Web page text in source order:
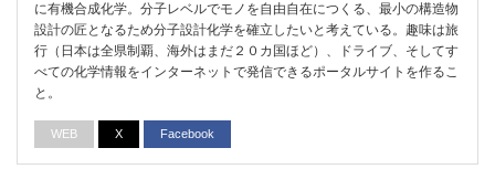
に有機合成化学。分子レベルでモノを自由自在につくる、最小の構造物
設計の匠となるため分子設計化学を確立したいと考えている。趣味は旅
行（日本は全県制覇、海外はまだ２０カ国ほど）、ドライブ、そしてす
べての化学情報をインターネットで発信できるポータルサイトを作るこ
と。
WEB X Facebook